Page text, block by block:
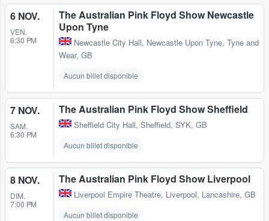
6 NOV.
VEN.
6:30 PM
The Australian Pink Floyd Show Newcastle
Upon Tyne
Newcastle City Hall, Newcastle Upon Tyne, Tyne and
Wear, GB
Aucun billet disponible
7 NOV.
SAM.
6:30 PM
The Australian Pink Floyd Show Sheffield
Sheffield City Hall, Sheffield, SYK, GB
Aucun billet disponible
8 NOV.
DIM.
7:00 PM
The Australian Pink Floyd Show Liverpool
Liverpool Empire Theatre, Liverpool, Lancashire, GB
Aucun billet disponible